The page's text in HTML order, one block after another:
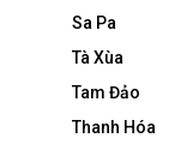
Sa Pa
Tà Xùa
Tam Đảo
Thanh Hóa